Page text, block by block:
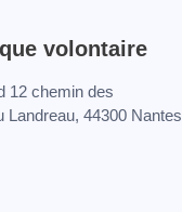
volontaire
12 chemin des
Landreau, 44300 Nantes